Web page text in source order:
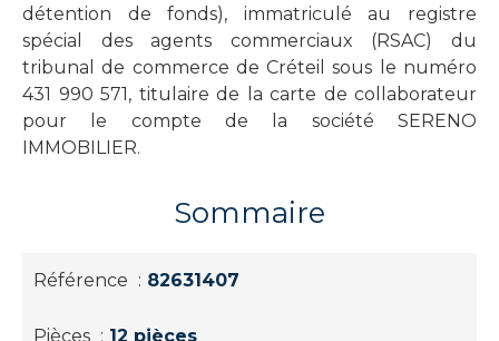
détention de fonds), immatriculé au registre
spécial des agents commerciaux (RSAC) du
tribunal de commerce de Créteil sous le numéro
431 990 571, titulaire de la carte de collaborateur
pour le compte de la société SERENO
IMMOBILIER.
Sommaire
Référence 82631407
Pièces 12 pièces